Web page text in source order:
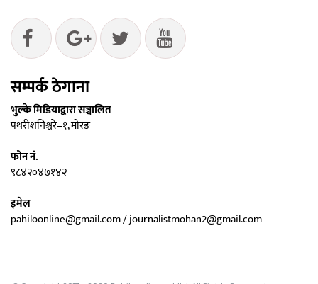
सम्पर्क ठेगाना
भुल्के मिडियाद्वारा सञ्चालित
पथरीशनिश्चरे–१, मोरङ
फोन नं.
९८४२०४७१४२
इमेल
pahiloonline@gmail.com / journalistmohan2@gmail.com